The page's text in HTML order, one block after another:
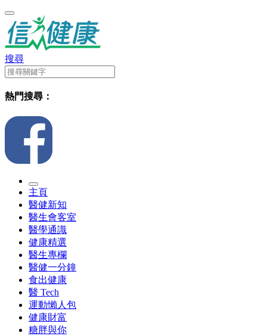
搜尋
熱門搜尋：
主頁
醫健新知
醫生會客室
醫學通識
健康精選
醫生專欄
醫健一分鐘
食出健康
醫 Tech
運動懶人包
健康財富
糖胖與你